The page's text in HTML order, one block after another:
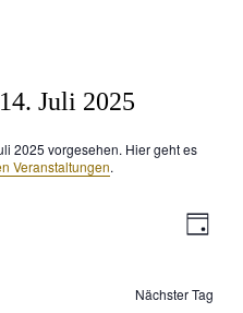
Juli 2025
2025 vorgesehen. Hier geht es
Veranstaltungen.
Tag
Nächster Tag